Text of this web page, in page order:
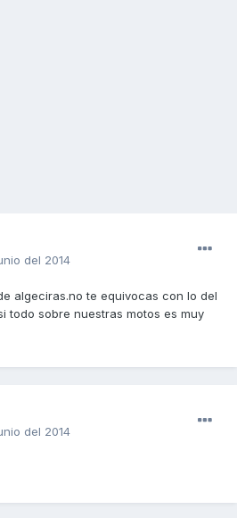
del 2014
algeciras.no te equivocas con lo del
todo sobre nuestras motos es muy
del 2014